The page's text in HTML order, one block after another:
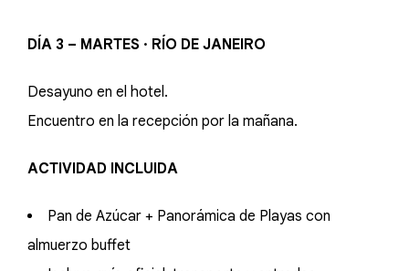
DÍA 3 – MARTES · RÍO DE JANEIRO
Desayuno en el hotel.
Encuentro en la recepción por la mañana.
ACTIVIDAD INCLUIDA
Pan de Azúcar + Panorámica de Playas con
almuerzo buffet